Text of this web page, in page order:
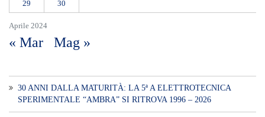
DELLA STRUTTURA COMMISSARIALE
Tragedia sul lavoro a Calanna, elettricista di 40 anni muore folgorato
mentre monta le luminarie
COMPETENZE DI AMAM. DOPO OLTRE DUE ANNI DI
INEFFICIENZA ASSOLUTA.